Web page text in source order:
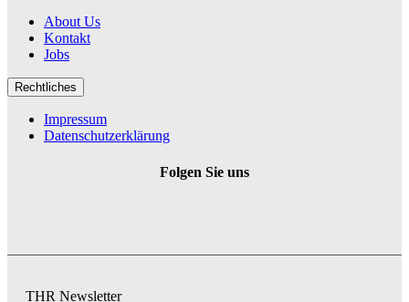
About Us
Kontakt
Jobs
Rechtliches
Impressum
Datenschutzerklärung
Folgen Sie uns
THR Newsletter